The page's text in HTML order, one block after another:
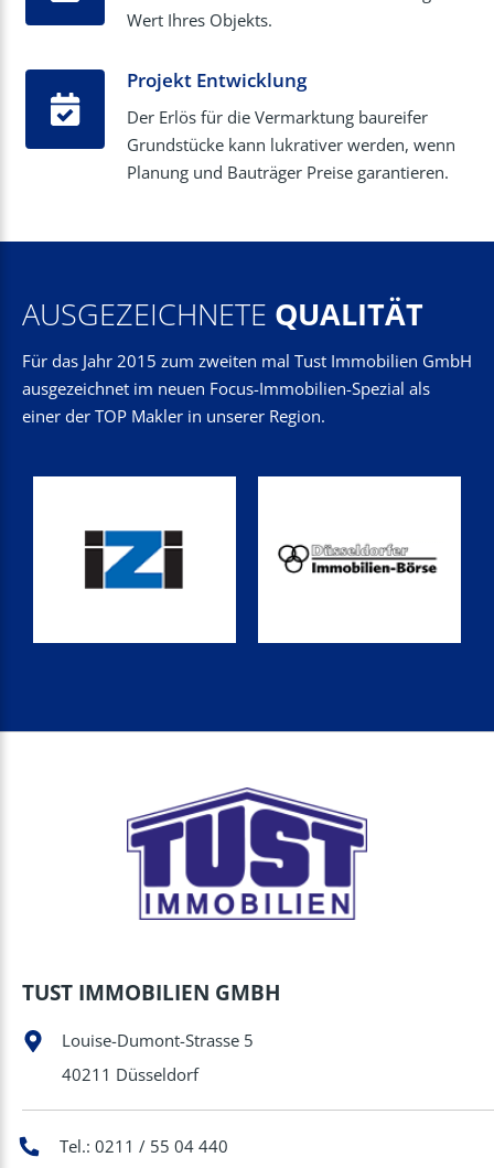
Wert Ihres Objekts.
Projekt Entwicklung
Der Erlös für die Vermarktung baureifer
Grundstücke kann lukrativer werden, wenn
Planung und Bauträger Preise garantieren.
AUSGEZEICHNETE QUALITÄT
Für das Jahr 2015 zum zweiten mal Tust Immobilien GmbH
ausgezeichnet im neuen Focus-Immobilien-Spezial als
einer der TOP Makler in unserer Region.
TUST IMMOBILIEN GMBH
Louise-Dumont-Strasse 5
40211 Düsseldorf
Tel.: 0211 / 55 04 440